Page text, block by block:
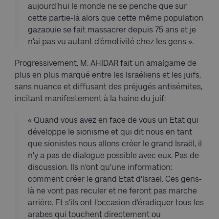
aujourd'hui le monde ne se penche que sur
cette partie-là alors que cette même population
gazaouie se fait massacrer depuis 75 ans et je
n'ai pas vu autant d'émotivité chez les gens ».
Progressivement, M. AHIDAR fait un amalgame de
plus en plus marqué entre les Israéliens et les juifs,
sans nuance et diffusant des préjugés antisémites,
incitant manifestement à la haine du juif:
« Quand vous avez en face de vous un Etat qui
développe le sionisme et qui dit nous en tant
que sionistes nous allons créer le grand Israël, il
n'y a pas de dialogue possible avec eux. Pas de
discussion. Ils n'ont qu'une information:
comment créer le grand Etat d'Israël. Ces gens-
là ne vont pas reculer et ne feront pas marche
arrière. Et s'ils ont l'occasion d'éradiquer tous les
arabes qui touchent directement ou